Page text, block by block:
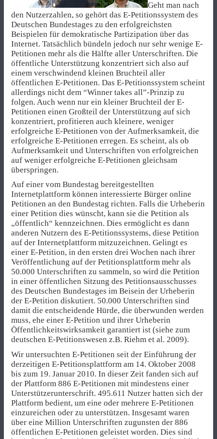
Geht man nach
den Nutzerzahlen, so gehört das E-Petitionssystem des
Deutschen Bundestages zu den erfolgreichsten
Beispielen für demokratische Partizipation über das
Internet. Tatsächlich bündeln jedoch nur sehr wenige E-
Petitionen mehr als die Hälfte aller Unterschriften. Die
öffentliche Unterstützung konzentriert sich also auf
einem verschwindend kleinen Bruchteil aller
öffentlichen E-Petitionen. Das E-Petitionssystem scheint
allerdings nicht dem “Winner takes all”-Prinzip zu
folgen. Auch wenn nur ein kleiner Bruchteil der E-
Petitionen einen Großteil der Unterstützung auf sich
konzentriert, profitieren auch kleinere, weniger
erfolgreiche E-Petitionen von der Aufmerksamkeit, die
erfolgreiche E-Petitionen erregen. Es scheint, als ob
Aufmerksamkeit und Unterschriften von erfolgreichen
auf weniger erfolgreiche E-Petitionen gleichsam
überspringen.
Auf einer vom Bundestag bereitgestellten
Internetplattform können interessierte Bürger online
Petitionen an den Bundestag richten. Falls die Urheberin
einer Petition dies wünscht, kann sie die Petition als
„öffentlich“ kennzeichnen. Dies ermöglicht es dann
anderen Nutzern des E-Petitionssystems, diese Petition
auf der Internetplattform mitzuzeichnen. Gelingt es
einer E-Petition, in den ersten drei Wochen nach ihrer
Veröffentlichung auf der Petitionsplattform mehr als
50.000 Unterschriften zu sammeln, so wird die Petition
in einer öffentlichen Sitzung des Petitionsausschusses
des Deutschen Bundestages im Beisein der Urheberin
der E-Petition diskutiert. 50.000 Unterschriften sind
damit die entscheidende Hürde, die überwunden werden
muss, ehe einer E-Petition und ihrer Urheberin
Öffentlichkeitswirksamkeit garantiert ist (siehe zum
deutschen E-Petitionswesen z.B. Riehm et al. 2009).
Wir untersuchten E-Petitionen seit der Einführung der
derzeitigen E-Petitionsplattform am 14. Oktober 2008
bis zum 19. Januar 2010. In dieser Zeit fanden sich auf
der Plattform 886 E-Petitionen mit mindestens einer
Unterstützerunterschrift. 495.611 Nutzer hatten sich der
Plattform bedient, um eine oder mehrere E-Petitionen
einzureichen oder zu unterstützen. Insgesamt waren
über eine Million Unterschriften zugunsten der 886
öffentlichen E-Petitionen geleistet worden. Dies sind